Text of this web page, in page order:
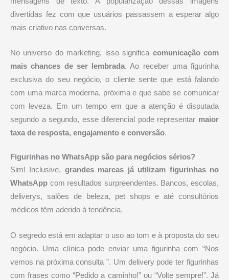
divertidas fez com que usuários passassem a esperar algo
mais criativo nas conversas.
No universo do marketing, isso significa comunicação com
mais chances de ser lembrada. Ao receber uma figurinha
exclusiva do seu negócio, o cliente sente que está falando
com uma marca moderna, próxima e que sabe se comunicar
com leveza. Em um tempo em que a atenção é disputada
segundo a segundo, esse diferencial pode representar maior
taxa de resposta, engajamento e conversão.
Figurinhas no WhatsApp são para negócios sérios?
Sim! Inclusive, grandes marcas já utilizam figurinhas no
WhatsApp com resultados surpreendentes. Bancos, escolas,
deliverys, salões de beleza, pet shops e até consultórios
médicos têm aderido à tendência.
O segredo está em adaptar o uso ao tom e à proposta do seu
negócio. Uma clínica pode enviar uma figurinha com “Nos
vemos na próxima consulta ”. Um delivery pode ter figurinhas
com frases como “Pedido a caminho!” ou “Volte sempre!”. Já